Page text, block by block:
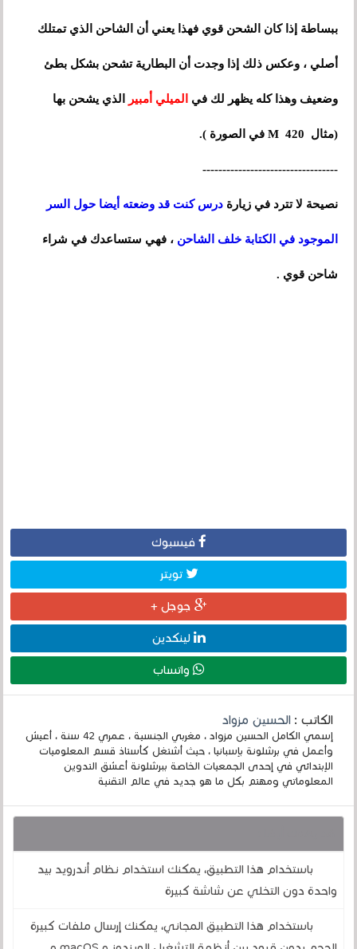
ببساطة إذا كان الشحن قوي فهذا يعني أن الشاحن الذي تمتلك
أصلي ، وعكس ذلك إذا وجدت أن البطارية تشحن بشكل بطئ
وضعيف وهذا كله يظهر لك في الميلي أمبير الذي يشحن بها
(مثال 420 M في الصورة ).
----------------------------------
نصيحة لا تترد في زيارةدرس كنت قد وضعته أيضا حول السر
الموجود في الكتابة خلف الشاحن ، فهي ستساعدك في شراء
شاحن قوي .
فيسبوك
تويتر
جوجل +
لينكدين
واتساب
الكاتب :الحسين مزواد
إسمي الكامل الحسين مزواد ، مغربي الجنسية ، عمري 42 سنة ، أعيش
وأعمل في برشلونة بإسبانيا ، حيث أشتغل كأستاذ قسم المعلوميات
الإبتدائي في إحدى الجمعيات الخاصة ببرشلونة أعشق التدوين
المعلوماتي ومهتم بكل ما هو جديد في عالم التقنية
باستخدام هذا التطبيق، يمكنك استخدام نظام أندرويد بيد
واحدة دون التخلي عن شاشة كبيرة
باستخدام هذا التطبيق المجاني، يمكنك إرسال ملفات كبيرة